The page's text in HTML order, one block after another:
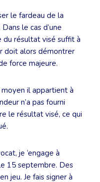
le fardeau de la
le cas d’une
du résultat visé suffit à
doit alors démontrer
force majeure.
moyen il appartient à
n’a pas fourni
le résultat visé, ce qui
je ‘engage à
15 septembre. Des
jeu. Je fais signer à